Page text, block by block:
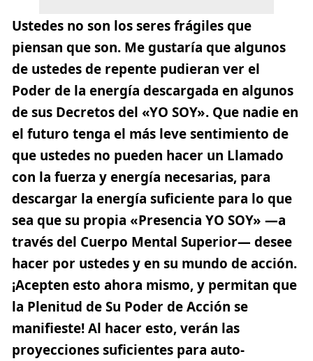
Ustedes no son los seres frágiles que
piensan que son. Me gustaría que algunos
de ustedes de repente pudieran ver el
Poder de la energía descargada en algunos
de sus Decretos del «YO SOY». Que nadie en
el futuro tenga el más leve sentimiento de
que ustedes no pueden hacer un Llamado
con la fuerza y energía necesarias, para
descargar la energía suficiente para lo que
sea que su propia «Presencia YO SOY» —a
través del Cuerpo Mental Superior— desee
hacer por ustedes y en su mundo de acción.
¡Acepten esto ahora mismo, y permitan que
la Plenitud de Su Poder de Acción se
manifieste! Al hacer esto, verán las
proyecciones suficientes para auto-